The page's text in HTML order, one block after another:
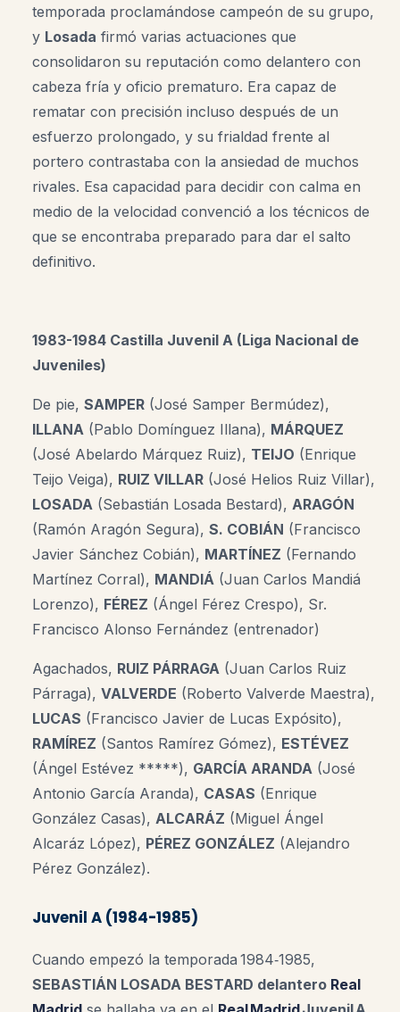
temporada proclamándose campeón de su grupo,
y Losada firmó varias actuaciones que
consolidaron su reputación como delantero con
cabeza fría y oficio prematuro. Era capaz de
rematar con precisión incluso después de un
esfuerzo prolongado, y su frialdad frente al
portero contrastaba con la ansiedad de muchos
rivales. Esa capacidad para decidir con calma en
medio de la velocidad convenció a los técnicos de
que se encontraba preparado para dar el salto
definitivo.
1983-1984 Castilla Juvenil A (Liga Nacional de
Juveniles)
De pie, SAMPER (José Samper Bermúdez),
ILLANA (Pablo Domínguez Illana), MÁRQUEZ
(José Abelardo Márquez Ruiz), TEIJO (Enrique
Teijo Veiga), RUIZ VILLAR (José Helios Ruiz Villar),
LOSADA (Sebastián Losada Bestard), ARAGÓN
(Ramón Aragón Segura), S. COBIÁN (Francisco
Javier Sánchez Cobián), MARTÍNEZ (Fernando
Martínez Corral), MANDIÁ (Juan Carlos Mandiá
Lorenzo), FÉREZ (Ángel Férez Crespo), Sr.
Francisco Alonso Fernández (entrenador)
Agachados, RUIZ PÁRRAGA (Juan Carlos Ruiz
Párraga), VALVERDE (Roberto Valverde Maestra),
LUCAS (Francisco Javier de Lucas Expósito),
RAMÍREZ (Santos Ramírez Gómez), ESTÉVEZ
(Ángel Estévez *****), GARCÍA ARANDA (José
Antonio García Aranda), CASAS (Enrique
González Casas), ALCARÁZ (Miguel Ángel
Alcaráz López), PÉREZ GONZÁLEZ (Alejandro
Pérez González).
Juvenil A (1984-1985)
Cuando empezó la temporada 1984‑1985,
SEBASTIÁN LOSADA BESTARD delantero Real